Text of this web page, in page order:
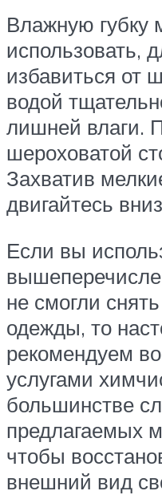
Влажную губку
использовать,
избавиться от
водой
лишней влаги.
шероховатой
Захватив
двигайтесь
Если вы
не смогли
одежды, то
рекомендуем
услугами
большинстве
предлагаемых
чтобы
внешний вид